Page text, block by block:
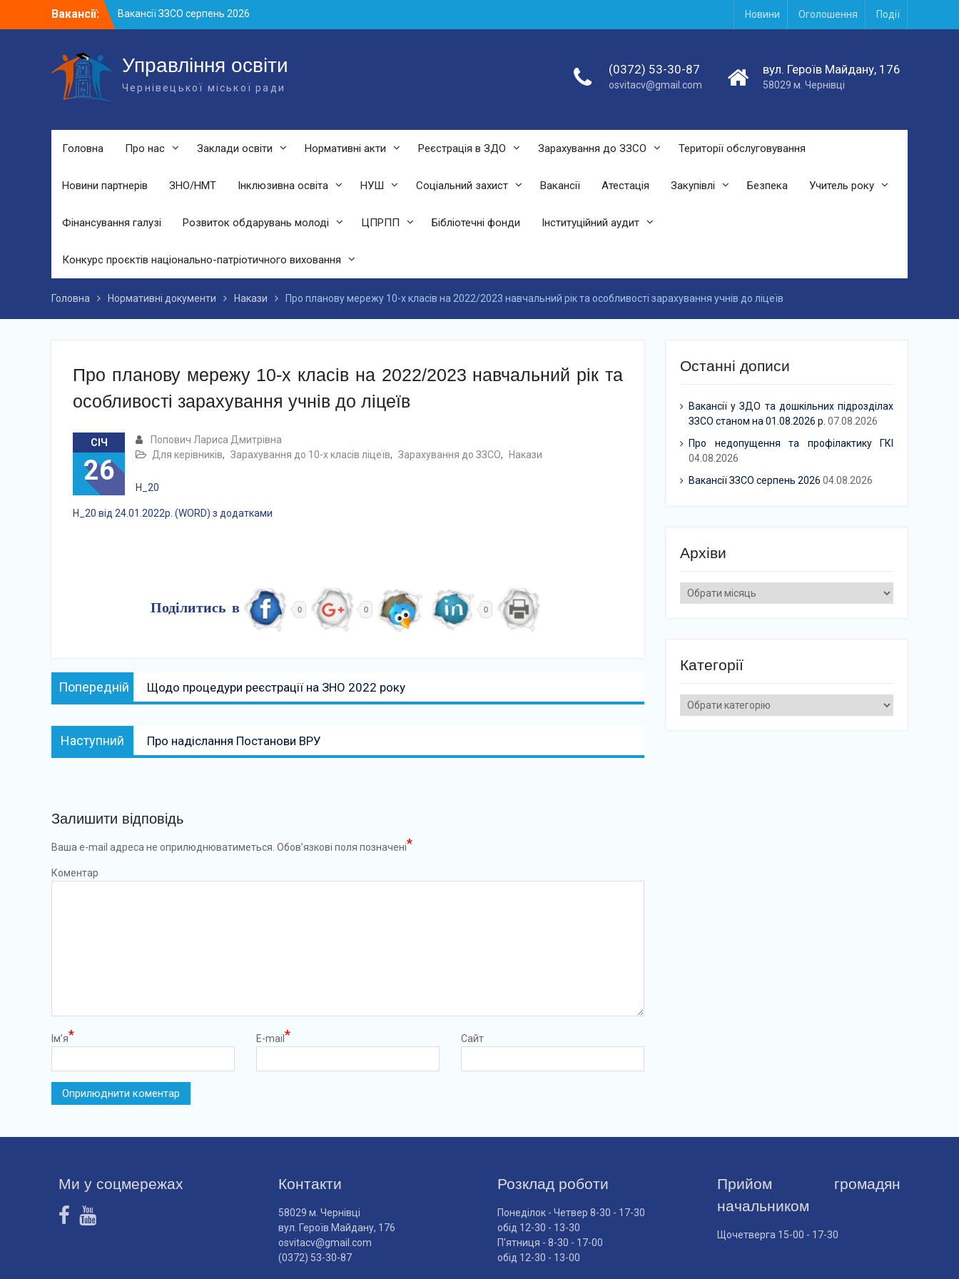
Вакансії:
Вакансії ЗЗСО серпень 2026
Вакансії ЗЗСО червень 2026
підрозділах ЗЗСО станом на 01.08.2026
р.
Новини Оголошення Події
Управління освіти
Чернівецької міської ради
(0372) 53-30-87
osvitacv@gmail.com
вул. Героїв Майдану, 176
58029 м. Чернівці
Головна Про нас Заклади освіти Нормативні акти Реєстрація в ЗДО Зарахування до ЗЗСО Території обслуговування
Новини партнерів ЗНО/НМТ Інклюзивна освіта НУШ Соціальний захист Вакансії Атестація Закупівлі Безпека Учитель року
Фінансування галузі Розвиток обдарувань молоді ЦПРПП Бібліотечні фонди Інституційний аудит
Конкурс проєктів національно-патріотичного виховання
Головна Нормативні документи Накази Про планову мережу 10-х класів на 2022/2023 навчальний рік та особливості зарахування учнів до ліцеїв
Про планову мережу 10-х класів на 2022/2023 навчальний рік та
особливості зарахування учнів до ліцеїв
СІЧ
26
Попович Лариса Дмитрівна
Для керівників, Зарахування до 10-х класів ліцеїв, Зарахування до ЗЗСО, Накази
Н_20
Н_20 від 24.01.2022р. (WORD) з додатками
Поділитись в 0 0 0
Навігація
записів
Попередній Попередній:
Щодо процедури реєстрації на ЗНО 2022 року
Наступний Наступний:
Про надіслання Постанови ВРУ
Залишити відповідь
Ваша e-mail адреса не оприлюднюватиметься. Обов’язкові поля позначені*
Коментар
Ім’я* E-mail * Сайт
Останні дописи
Вакансії у ЗДО та дошкільних підрозділах
ЗЗСО станом на 01.08.2026 р. 07.08.2026
Про недопущення та профілактику ГКІ
04.08.2026
Вакансії ЗЗСО серпень 2026 04.08.2026
Архіви
Архіви
Категорії
Категорії
Ми у соцмережах Контакти
58029 м. Чернівці
вул. Героїв Майдану, 176
osvitacv@gmail.com
(0372) 53-30-87
Розклад роботи
Понеділок - Четвер 8-30 - 17-30
обід 12-30 - 13-30
П'ятниця - 8-30 - 17-00
обід 12-30 - 13-00
Прийом громадян
начальником
Щочетверга 15-00 - 17-30